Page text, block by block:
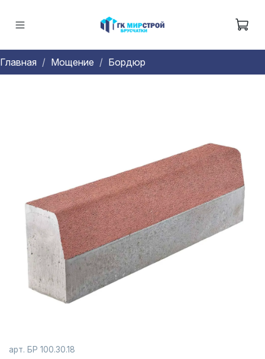
Главная Мощение Бордюр
арт. БР 100.30.18